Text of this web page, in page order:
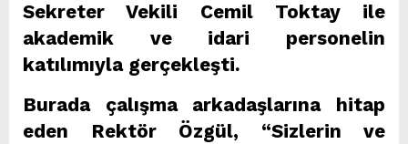
Sekreter Vekili Cemil Toktay ile
akademik ve idari personelin
katılımıyla gerçekleşti.
Burada çalışma arkadaşlarına hitap
eden Rektör Özgül, “Sizlerin ve